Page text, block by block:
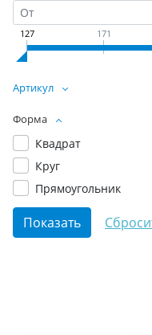
127 171
Артикул
Форма
Квадрат
Круг
Прямоугольник